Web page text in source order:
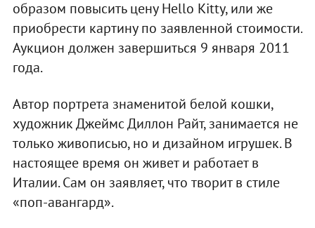
образом повысить цену Hello Kitty, или же
приобрести картину по заявленной стоимости.
Аукцион должен завершиться 9 января 2011
года.
Автор портрета знаменитой белой кошки,
художник Джеймс Диллон Райт, занимается не
только живописью, но и дизайном игрушек. В
настоящее время он живет и работает в
Италии. Сам он заявляет, что творит в стиле
«поп-авангард».